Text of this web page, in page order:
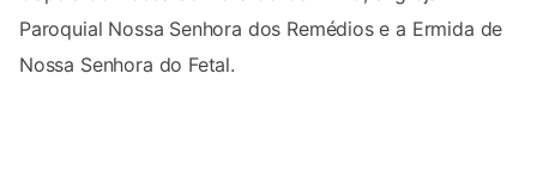
Paroquial Nossa Senhora dos Remédios e a Ermida de
Nossa Senhora do Fetal.